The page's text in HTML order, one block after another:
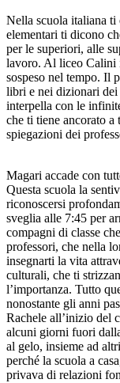
Nella scuola italiana
elementari ti dicono
per le superiori, alle
lavoro. Al liceo Calini
sospeso nel tempo. Il
libri e nei dizionari
interpella con le
che ti tiene ancorato
spiegazioni dei
Magari accade con
Questa scuola la
riconoscersi
sveglia alle 7:45 per
compagni di classe
professori, che nella
insegnarti la vita
culturali, che ti
l’importanza. Tutto
nonostante gli anni
Rachele all’inizio del
alcuni giorni fuori
al gelo, insieme ad
perché la scuola a
privava di relazioni